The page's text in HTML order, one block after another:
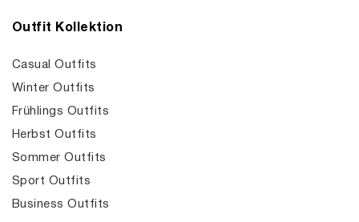
Outfit Kollektion
Casual Outfits
Winter Outfits
Frühlings Outfits
Herbst Outfits
Sommer Outfits
Sport Outfits
Business Outfits